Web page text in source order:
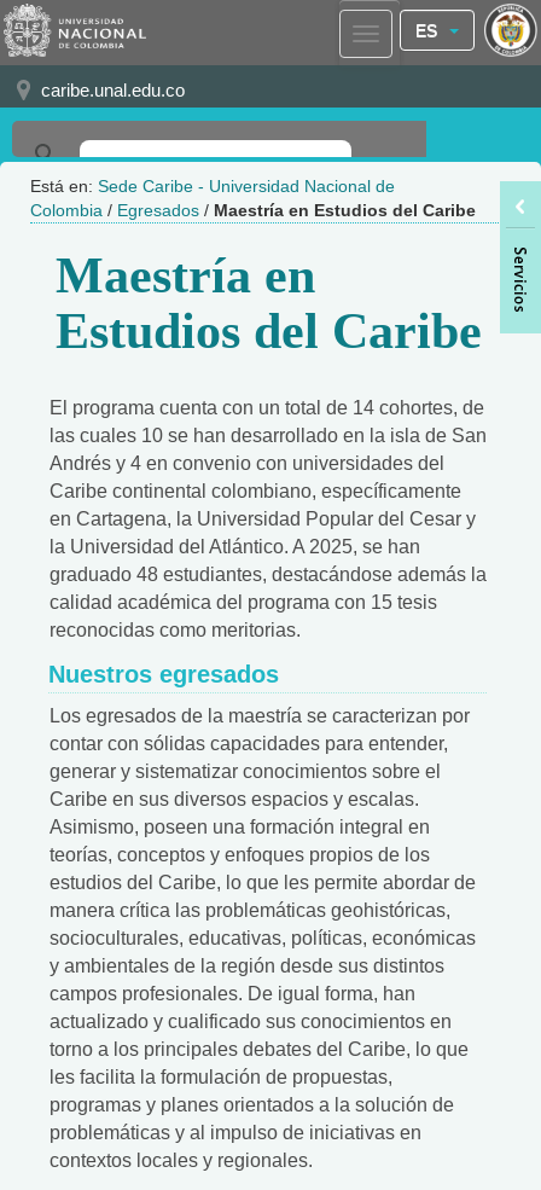
ES
caribe.unal.edu.co
Está en: Sede Caribe - Universidad Nacional de
Colombia / Egresados / Maestría en Estudios del Caribe
Maestría en
Estudios del Caribe
El programa cuenta con un total de 14 cohortes, de
las cuales 10 se han desarrollado en la isla de San
Andrés y 4 en convenio con universidades del
Caribe continental colombiano, específicamente
en Cartagena, la Universidad Popular del Cesar y
la Universidad del Atlántico. A 2025, se han
graduado 48 estudiantes, destacándose además la
calidad académica del programa con 15 tesis
reconocidas como meritorias.
Nuestros egresados
Los egresados de la maestría se caracterizan por
contar con sólidas capacidades para entender,
generar y sistematizar conocimientos sobre el
Caribe en sus diversos espacios y escalas.
Asimismo, poseen una formación integral en
teorías, conceptos y enfoques propios de los
estudios del Caribe, lo que les permite abordar de
manera crítica las problemáticas geohistóricas,
socioculturales, educativas, políticas, económicas
y ambientales de la región desde sus distintos
campos profesionales. De igual forma, han
actualizado y cualificado sus conocimientos en
torno a los principales debates del Caribe, lo que
les facilita la formulación de propuestas,
programas y planes orientados a la solución de
problemáticas y al impulso de iniciativas en
contextos locales y regionales.